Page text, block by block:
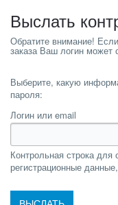
Выслать
Выберите, какую
пароля:
Логин или email
Контрольная строка
регистрационные